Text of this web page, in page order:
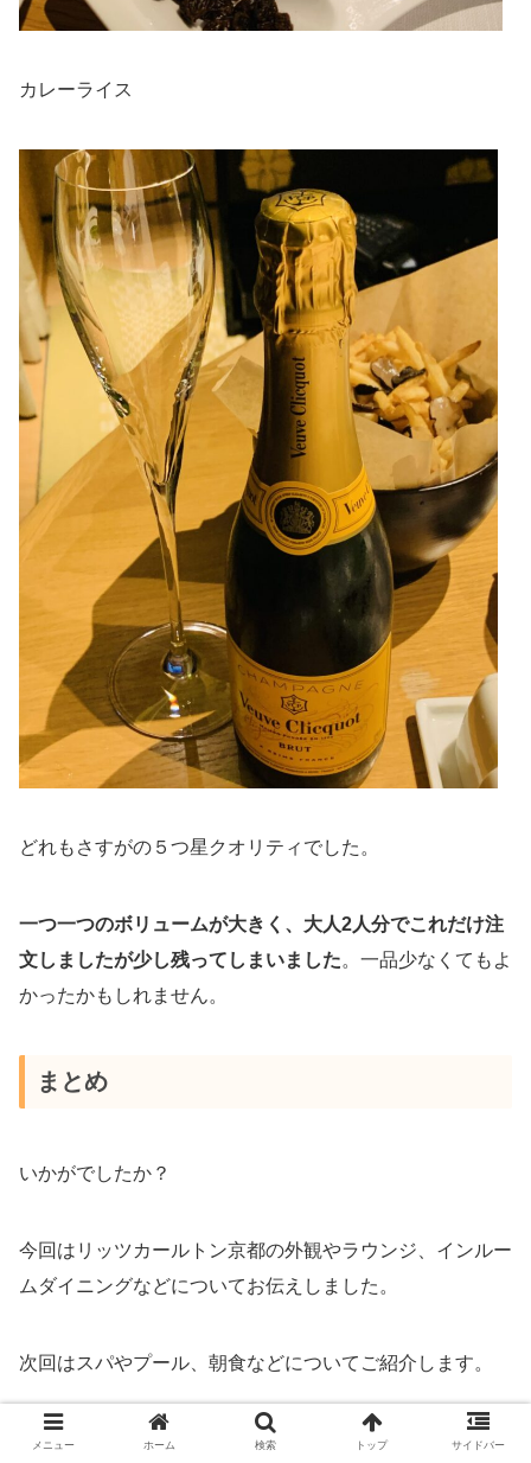
カレーライス
どれもさすがの５つ星クオリティでした。
一つ一つのボリュームが大きく、大人2人分でこれだけ注
文しましたが少し残ってしまいました。一品少なくてもよ
かったかもしれません。
まとめ
いかがでしたか？
今回はリッツカールトン京都の外観やラウンジ、インルー
ムダイニングなどについてお伝えしました。
次回はスパやプール、朝食などについてご紹介します。
参考になれば嬉しいです。
メニュー ホーム 検索 トップ サイドバー